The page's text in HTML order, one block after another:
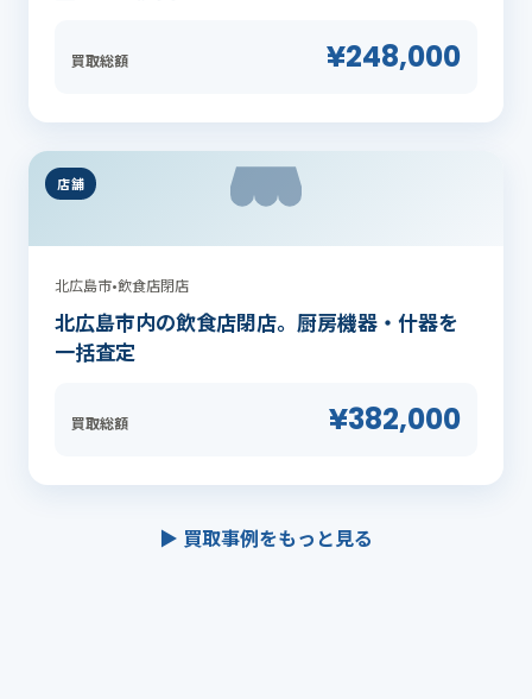
買取総額 ¥248,000
店舗
北広島市•飲食店閉店
北広島市内の飲食店閉店。厨房機器・什器を
一括査定
買取総額 ¥382,000
▶ 買取事例をもっと見る